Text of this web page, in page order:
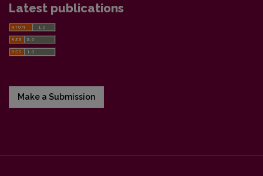
Latest publications
Make a Submission